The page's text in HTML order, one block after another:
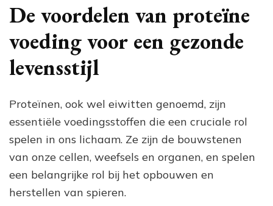
Proteïne
Voeding
De voordelen van proteïne
voeding voor een gezonde
levensstijl
Proteïnen, ook wel eiwitten genoemd, zijn
essentiële voedingsstoffen die een cruciale rol
spelen in ons lichaam. Ze zijn de bouwstenen
van onze cellen, weefsels en organen, en spelen
een belangrijke rol bij het opbouwen en
herstellen van spieren.